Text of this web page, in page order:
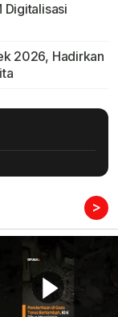
Digitalisasi
2026, Hadirkan
>